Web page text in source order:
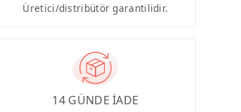
Üretici/distribütör garantilidir.
14 GÜNDE İADE